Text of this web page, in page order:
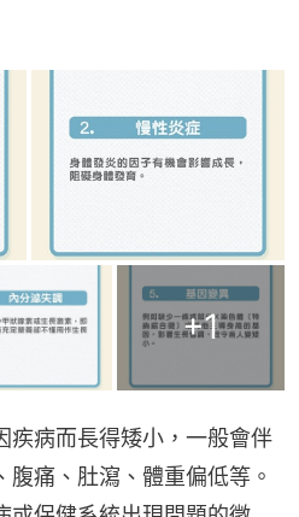
+1
疾病而長得矮小，一般會伴
腹痛、肚瀉、體重偏低等。